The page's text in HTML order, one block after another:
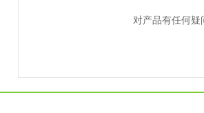
对产品有任何疑